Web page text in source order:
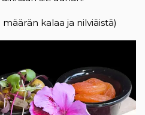
kalaa ja nilviäistä)